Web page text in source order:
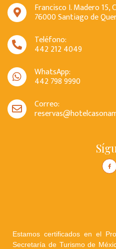
Francisco I. Madero 15,
76000 Santiago de
Teléfono:
442 212 4049
WhatsApp:
442 798 9990
Correo:
Estamos certificados en el
Secretaría de Turismo de